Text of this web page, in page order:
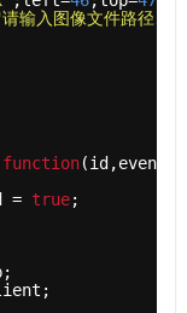
输入图像文件路径、
function(id,event){
= true;